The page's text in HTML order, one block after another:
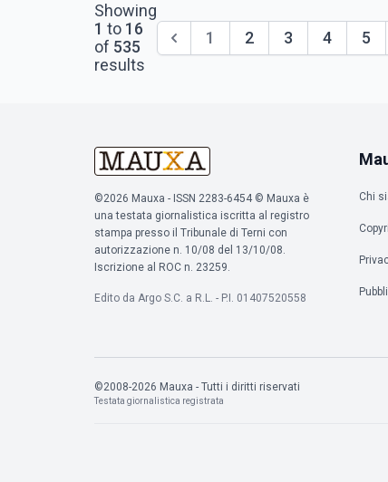
Showing
1 to 16
of 535
results
1 2 3 4 5
©2026 Mauxa - ISSN 2283-6454 © Mauxa è
una testata giornalistica iscritta al registro
stampa presso il Tribunale di Terni con
autorizzazione n. 10/08 del 13/10/08.
Iscrizione al ROC n. 23259.
Edito da Argo S.C. a R.L. - P.I. 01407520558
Chi
©2008-2026 Mauxa - Tutti i diritti riservati
Testata giornalistica registrata